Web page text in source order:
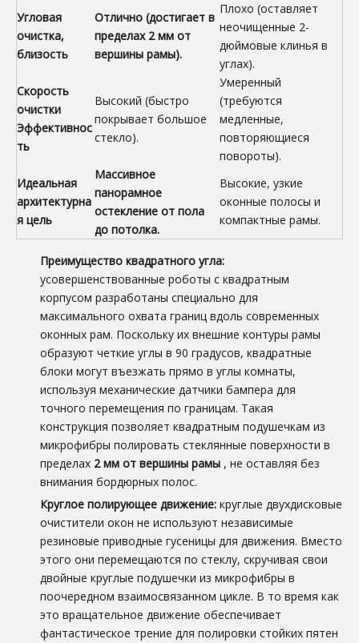
Угловая
очистка,
близость
Отлично (достигает в
пределах 2 мм от
вершины рамы).
Плохо (оставляет
неочищенные 2-
дюймовые клинья в
углах).
Скорость
очистки
Эффективнос
ть
Высокий (быстро
покрывает большое
стекло).
Умеренный
(требуются
медленные,
повторяющиеся
повороты).
Идеальная
архитектурна
я цель
Массивное
панорамное
остекление от пола
до потолка.
Высокие, узкие
оконные полосы и
компактные рамы.
Преимущество квадратного угла:
усовершенствованные роботы с квадратным
корпусом разработаны специально для
максимального охвата границ вдоль современных
оконных рам. Поскольку их внешние контуры рамы
образуют четкие углы в 90 градусов, квадратные
блоки могут въезжать прямо в углы комнаты,
используя механические датчики бампера для
точного перемещения по границам. Такая
конструкция позволяет квадратным подушечкам из
микрофибры полировать стеклянные поверхности в
пределах 2 мм от вершины рамы , не оставляя без
внимания бордюрных полос.
Круглое полирующее движение: круглые двухдисковые
очистители окон не используют независимые
резиновые приводные гусеницы для движения. Вместо
этого они перемещаются по стеклу, скручивая свои
двойные круглые подушечки из микрофибры в
поочередном взаимосвязанном цикле. В то время как
это вращательное движение обеспечивает
фантастическое трение для полировки стойких пятен